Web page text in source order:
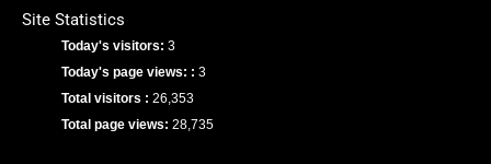
Site Statistics
Today's visitors: 3
Today's page views: : 3
Total visitors : 26,353
Total page views: 28,735